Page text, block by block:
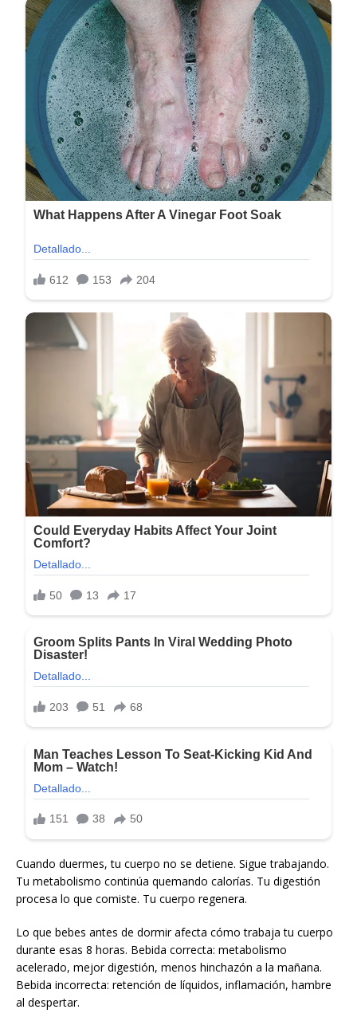
Cuando duermes, tu cuerpo no se detiene. Sigue trabajando.
Tu metabolismo continúa quemando calorías. Tu digestión
procesa lo que comiste. Tu cuerpo regenera.
Lo que bebes antes de dormir afecta cómo trabaja tu cuerpo
durante esas 8 horas. Bebida correcta: metabolismo
acelerado, mejor digestión, menos hinchazón a la mañana.
Bebida incorrecta: retención de líquidos, inflamación, hambre
al despertar.